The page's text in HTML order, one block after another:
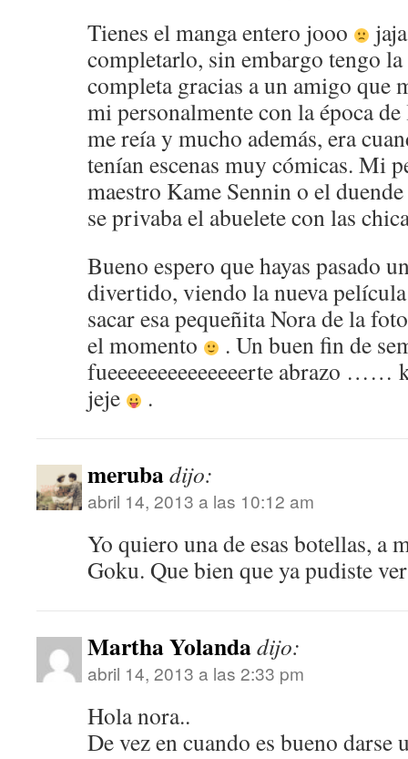
Tienes el manga entero jooo
completarlo, sin embargo tengo
completa gracias a un amigo que
mi personalmente con la época
me reía y mucho además, era
tenían escenas muy cómicas. Mi
maestro Kame Sennin o el
se privaba el abuelete con las
Bueno espero que hayas pasado
divertido, viendo la nueva
sacar esa pequeñita Nora de la
el momento
. Un buen fin de
fueeeeeeeeeeeeeerte abrazo ……
jeje
.
merubadijo:
abril 14, 2013 a las 10:12 am
Yo quiero una de esas botellas, a
Goku. Que bien que ya pudiste
Martha Yolandadijo:
abril 14, 2013 a las 2:33 pm
Hola nora..
De vez en cuando es bueno darse